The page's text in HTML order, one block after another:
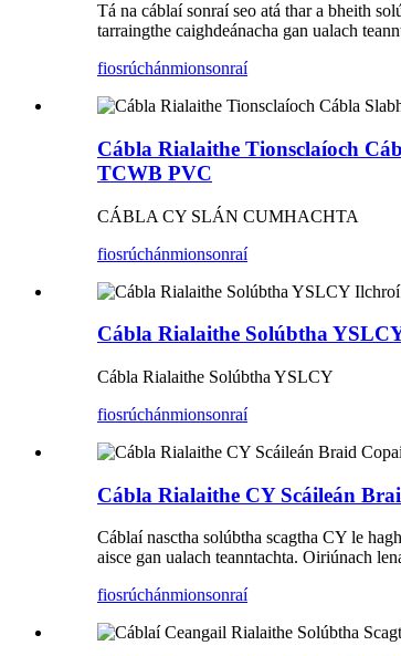
Tá na cáblaí sonraí seo atá thar a bheith
tarraingthe caighdeánacha gan ualach
fiosrúchánmionsonraí
Cábla Rialaithe Tionsclaíoch
TCWB PVC
CÁBLA CY SLÁN CUMHACHTA
fiosrúchánmionsonraí
Cábla Rialaithe Solúbtha
Cábla Rialaithe Solúbtha YSLCY
fiosrúchánmionsonraí
Cábla Rialaithe CY Scáileán
Cáblaí nasctha solúbtha scagtha CY le
aisce gan ualach teanntachta. Oiriúnach
fiosrúchánmionsonraí